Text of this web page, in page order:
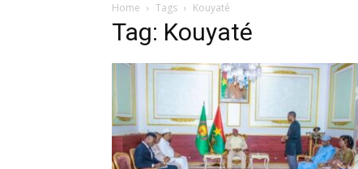
Home Tags Kouyaté
Tag: Kouyaté